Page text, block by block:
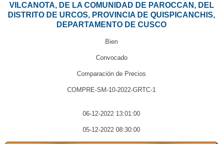
VILCANOTA, DE LA COMUNIDAD DE PAROCCAN, DEL
DISTRITO DE URCOS, PROVINCIA DE QUISPICANCHIS,
DEPARTAMENTO DE CUSCO
Bien
Convocado
Comparación de Precios
COMPRE-SM-10-2022-GRTC-1
06-12-2022 13:01:00
05-12-2022 08:30:00